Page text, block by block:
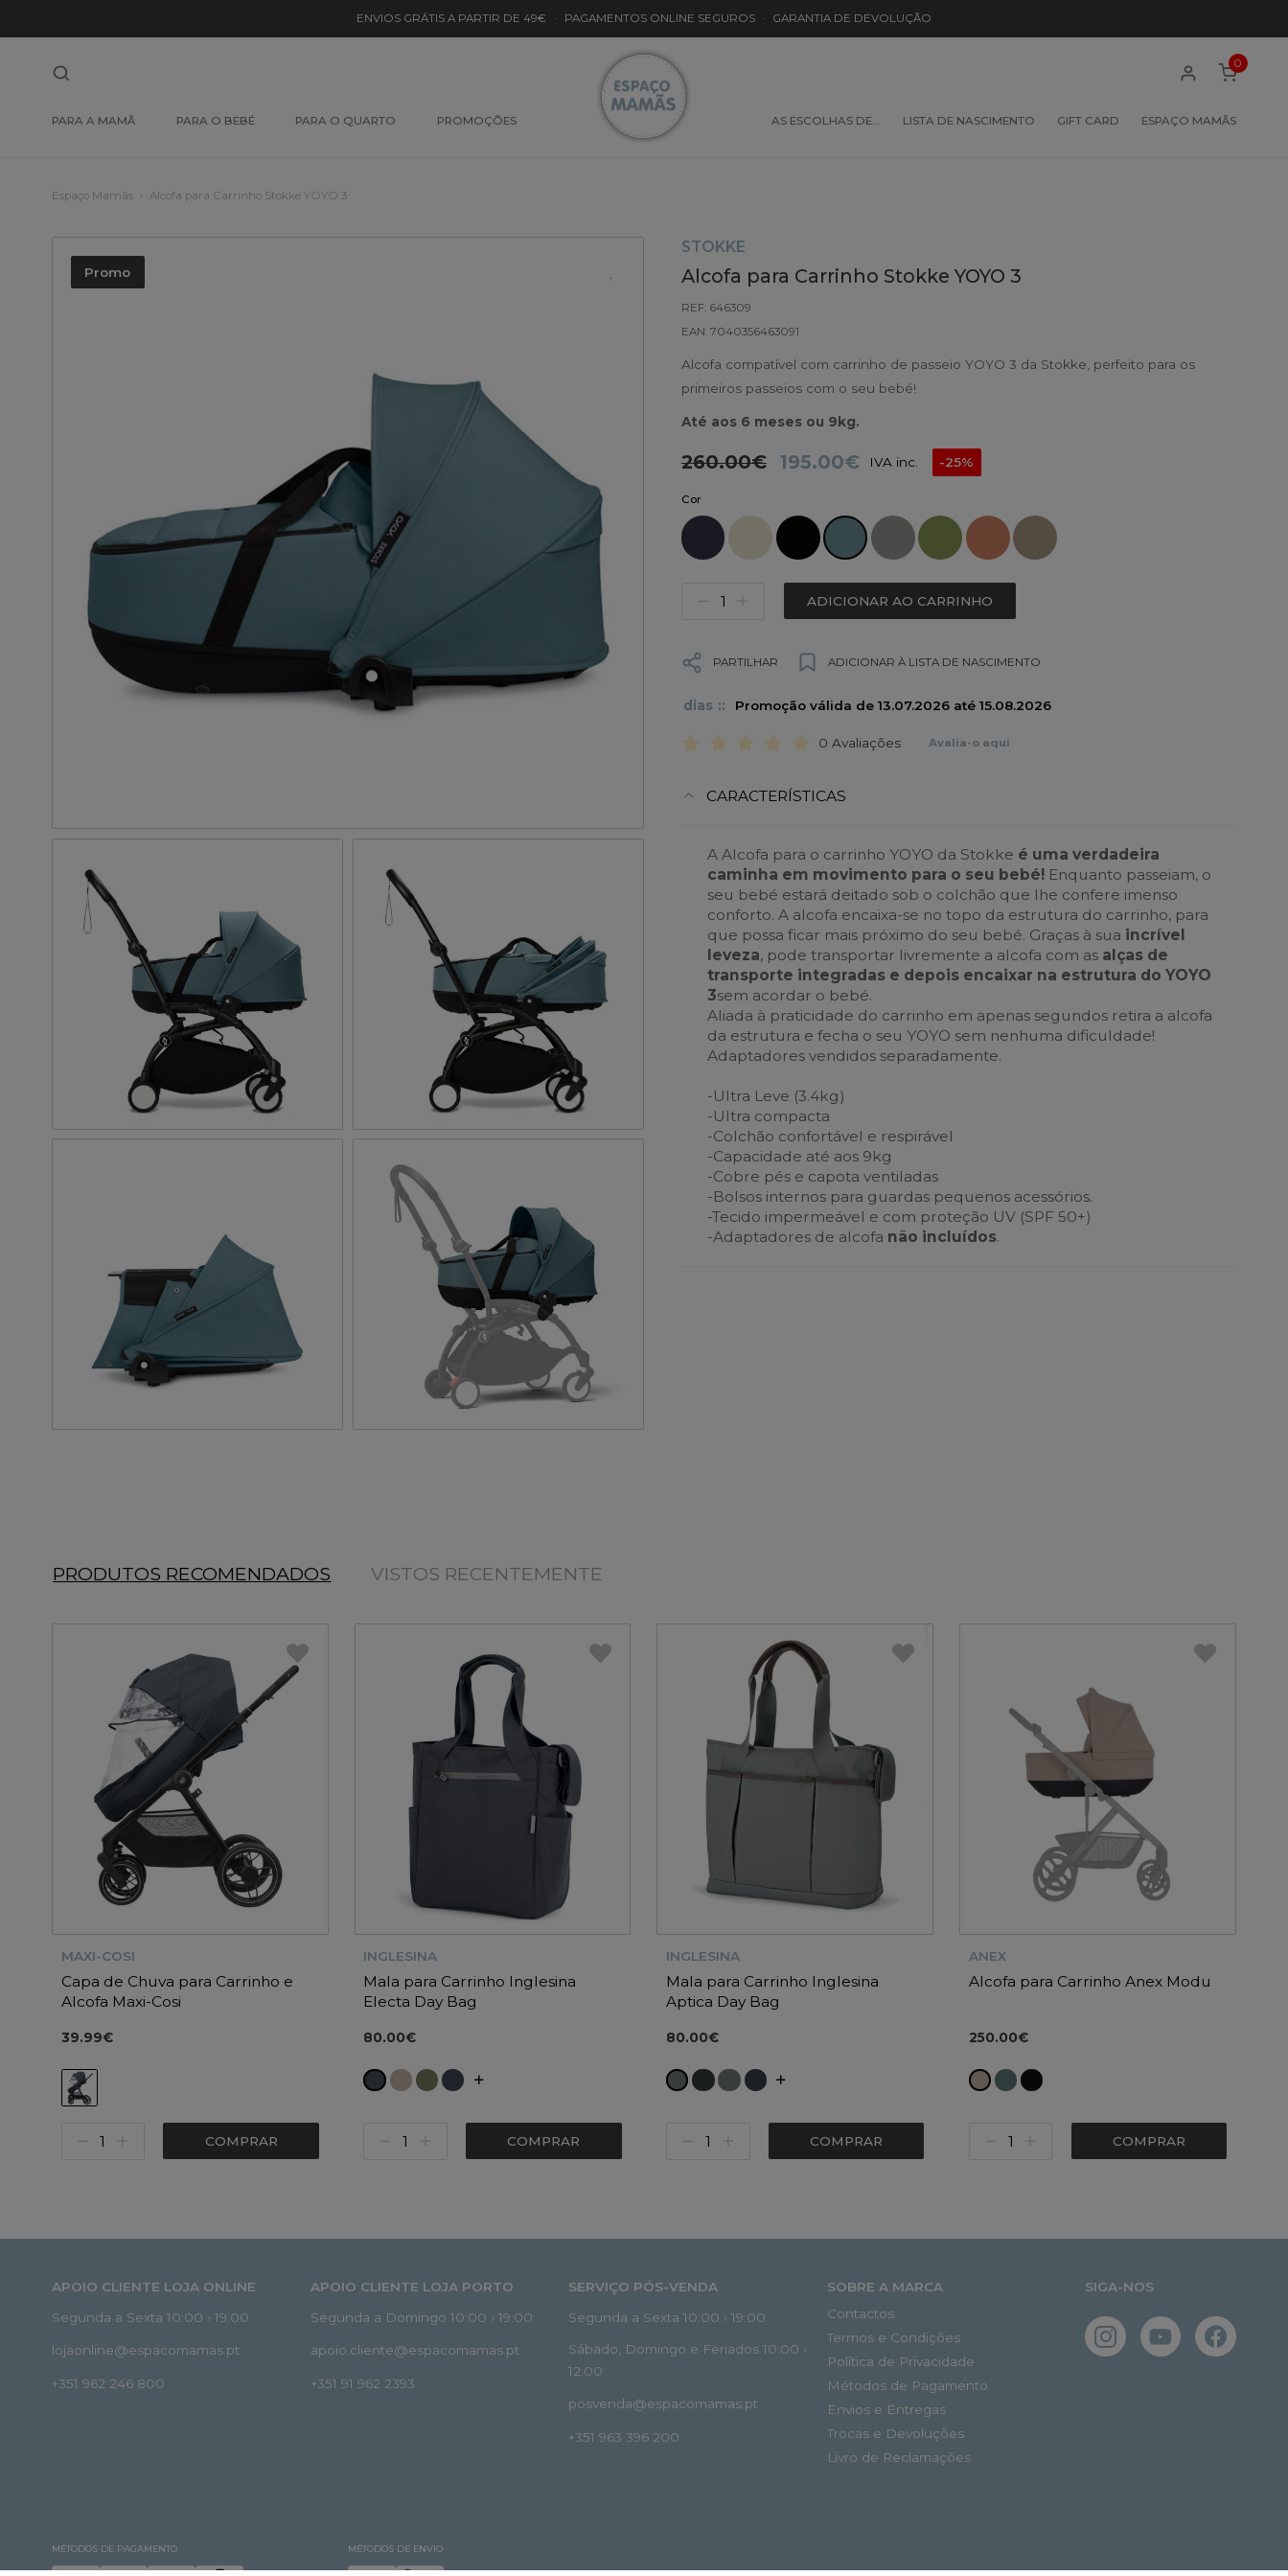
ENVIOS GRÁTIS A PARTIR DE 49€ · PAGAMENTOS ONLINE SEGUROS · GARANTIA DE DEVOLUÇÃO
PARA A MAMÃ PARA O BEBÉ PARA O QUARTO PROMOÇÕES AS ESCOLHAS DE… LISTA DE NASCIMENTO GIFT CARD ESPAÇO MAMÃS
0
Espaço Mamãs Alcofa para Carrinho Stokke YOYO 3
Promo
STOKKE
Alcofa para Carrinho Stokke YOYO 3
REF: 646309
EAN: 7040356463091
Alcofa compatível com carrinho de passeio YOYO 3 da Stokke, perfeito para os
primeiros passeios com o seu bebé!
Até aos 6 meses ou 9kg.
260.00€ 195.00€ IVA inc. -25%
Cor
ADICIONAR AO CARRINHO
PARTILHAR ADICIONAR À LISTA DE NASCIMENTO
8 dias :0:59 Promoção válida de 13.07.2026 até 15.08.2026
0 Avaliações Avalia-o aqui
CARACTERÍSTICAS
A Alcofa para o carrinho YOYO da Stokke é uma verdadeira
caminha em movimento para o seu bebé! Enquanto passeiam, o
seu bebé estará deitado sob o colchão que lhe confere imenso
conforto. A alcofa encaixa-se no topo da estrutura do carrinho, para
que possa ficar mais próximo do seu bebé. Graças à sua incrível
leveza, pode transportar livremente a alcofa com as alças de
transporte integradas e depois encaixar na estrutura do YOYO
3sem acordar o bebé.
Aliada à praticidade do carrinho em apenas segundos retira a alcofa
da estrutura e fecha o seu YOYO sem nenhuma dificuldade!
Adaptadores vendidos separadamente.
-Ultra Leve (3.4kg)
-Ultra compacta
-Colchão confortável e respirável
-Capacidade até aos 9kg
-Cobre pés e capota ventiladas
-Bolsos internos para guardas pequenos acessórios.
-Tecido impermeável e com proteção UV (SPF 50+)
-Adaptadores de alcofa não incluídos.
PRODUTOS RECOMENDADOS VISTOS RECENTEMENTE
MAXI-COSI
Capa de Chuva para Carrinho e
Alcofa Maxi-Cosi
39.99€
COMPRAR
INGLESINA
Mala para Carrinho Inglesina
Electa Day Bag
80.00€
COMPRAR
INGLESINA
Mala para Carrinho Inglesina
Aptica Day Bag
80.00€
COMPRAR
ANEX
Alcofa para Carrinho Anex Modu
250.00€
COMPRAR
APOIO CLIENTE LOJA ONLINE
Segunda a Sexta 10:00 › 19:00
lojaonline@espacomamas.pt
+351 962 246 800
APOIO CLIENTE LOJA PORTO
Segunda a Domingo 10:00 › 19:00
apoio.cliente@espacomamas.pt
+351 91 962 2393
SERVIÇO PÓS-VENDA
Segunda a Sexta 10:00 › 19:00
Sábado, Domingo e Feriados 10:00 ›
12:00
posvenda@espacomamas.pt
+351 963 396 200
SOBRE A MARCA
Contactos
Termos e Condições
Política de Privacidade
Métodos de Pagamento
Envios e Entregas
Trocas e Devoluções
Livro de Reclamações
SIGA-NOS
MÉTODOS DE PAGAMENTO MÉTODOS DE ENVIO